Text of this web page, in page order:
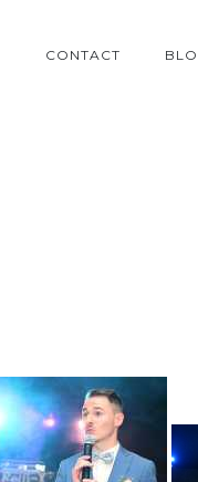
CONTACT